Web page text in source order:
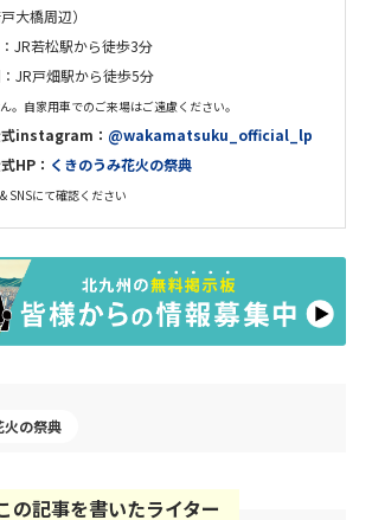
大橋周辺）
JR若松駅から徒歩3分
畑駅から徒歩5分
。自家用車でのご来場はご遠慮ください。
instagram： @wakamatsuku_official_lp
HP ： くきのうみ花火の祭典
SNSにて確認ください
火の祭典
の記事を書いたライター